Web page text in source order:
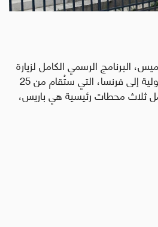
البرنامج الرسمي الكامل لزيارة
البابا لاون الرابع عشر الرسولية إلى فرنسا، التي ستُقام من 25
2026، وتشمل ثلاث محطات رئيسية هي باريس،